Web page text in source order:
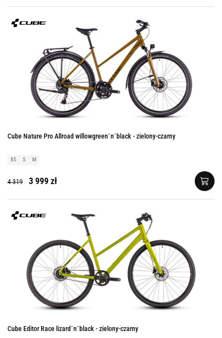
Cube Nature Pro Allroad willowgreen´n´black - zielony-czarny
XS S M
4 319 3 999 zł
Cube Editor Race lizard´n´black - zielony-czarny